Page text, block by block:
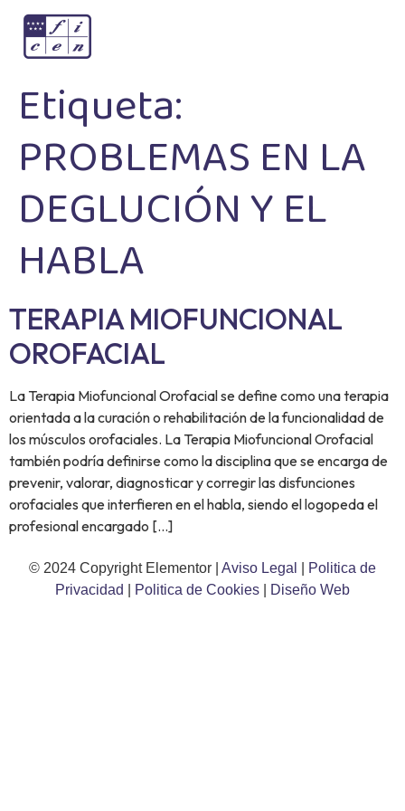
Etiqueta:
PROBLEMAS EN LA
DEGLUCIÓN Y EL
HABLA
TERAPIA MIOFUNCIONAL
OROFACIAL
La Terapia Miofuncional Orofacial se define como una terapia
orientada a la curación o rehabilitación de la funcionalidad de
los músculos orofaciales. La Terapia Miofuncional Orofacial
también podría definirse como la disciplina que se encarga de
prevenir, valorar, diagnosticar y corregir las disfunciones
orofaciales que interfieren en el habla, siendo el logopeda el
profesional encargado […]
© 2024 Copyright Elementor | Aviso Legal
Politica de
Privacidad
Politica de Cookies Diseño Web